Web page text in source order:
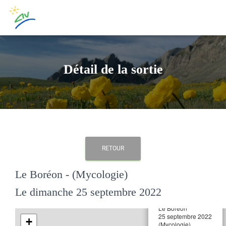
Détail de la sortie
RETOUR
Le Boréon - (Mycologie)
Le dimanche 25 septembre 2022
Le Boréon
25 septembre 2022
(Mycologie)
+